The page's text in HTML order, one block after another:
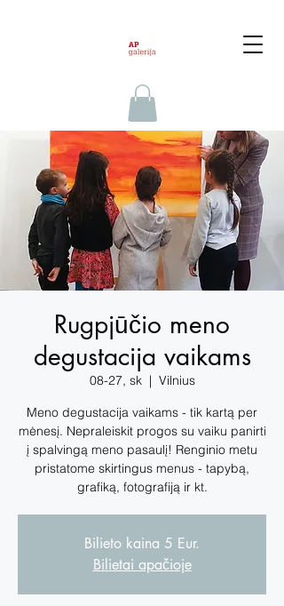
Rugpjūčio meno
degustacija vaikams
08-27, sk
  |
Vilnius
Meno degustacija vaikams - tik kartą per
mėnesį. Nepraleiskit progos su vaiku panirti
į spalvingą meno pasaulį! Renginio metu
pristatome skirtingus menus - tapybą,
grafiką, fotografiją ir kt.
Bilieto kaina 5 Eur.
Bilietai apačioje